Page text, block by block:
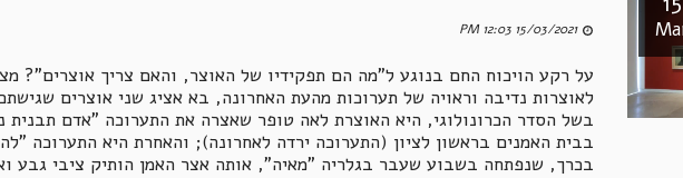
15/03/2021 12:03 PM
על רקע הויכוח החם בנוגע ל"מה הם תפקידיו של האוצר, והאם צריך אוצרים"?
לאוצרות נדיבה וראויה של תערוכות מהעת האחרונה, בא אציג שני אוצרים
בשל הסדר הכרונולוגי, היא האוצרת לאה טופר שאצרה את התערוכה "אדם תבנית
בבית האמנים בראשון לציון (התערוכה ירדה לאחרונה); והאחרת היא התערוכה
בכרך, שנפתחה בשבוע שעבר בגלריה "מאיה", אותה אצר האמן הותיק ציבי גבע